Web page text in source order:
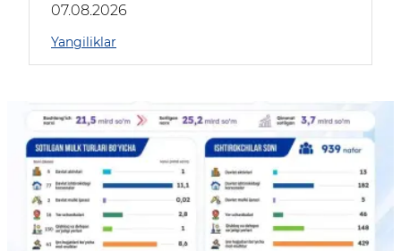
07.08.2026
Yangiliklar